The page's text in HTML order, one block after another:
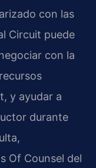
con las
Circuit puede
con la
y ayudar a
durante
Of Counsel del